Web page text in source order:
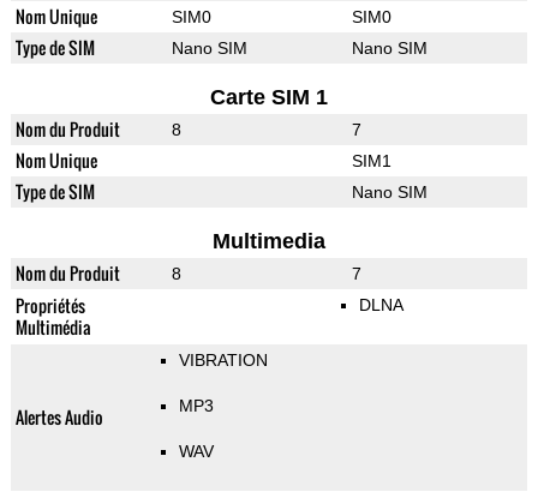
Nom Unique SIM0 SIM0
Type de SIM Nano SIM Nano SIM
Carte SIM 1
Nom du Produit 8 7
Nom Unique SIM1
Type de SIM Nano SIM
Multimedia
Nom du Produit 8 7
Propriétés
Multimédia
DLNA
Alertes Audio
VIBRATION
MP3
WAV